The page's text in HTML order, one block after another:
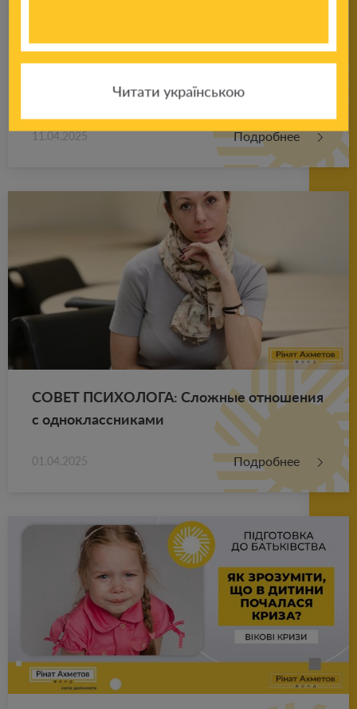
11.04.2025 Подробнее
СОВЕТ ПСИ­ХО­ЛО­ГА: Слож­ные от­но­ше­ния
с од­но­класс­ни­ка­ми
01.04.2025 Подробнее
Читати українською